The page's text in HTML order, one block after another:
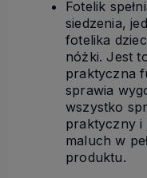
Fotelik
siedzenia,
fotelika
nóżki. Jest
praktyczna
sprawia
wszystko
praktyczny i
maluch w
produktu.